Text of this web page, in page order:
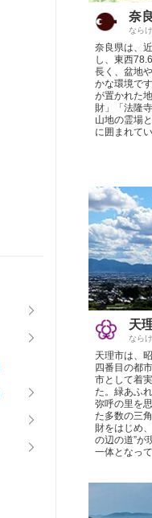
奈
ならけ
奈良県は、
し、東西
長く、盆地
かな環境で
が置かれた
財」「法隆
山地の霊場
に囲まれてい
天
なら
天理市は、
四番目の都
市として着
た。緑あふ
弥呼の里を
た多数の三
財をはじめ
の辺の道”が
一体となっ